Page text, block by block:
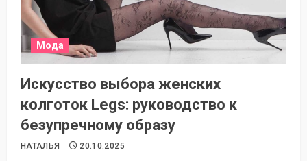
Мода
Искусство выбора женских
колготок Legs: руководство к
безупречному образу
НАТАЛЬЯ 20.10.2025